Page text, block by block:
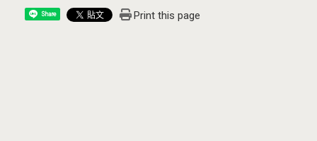
Share Print this page